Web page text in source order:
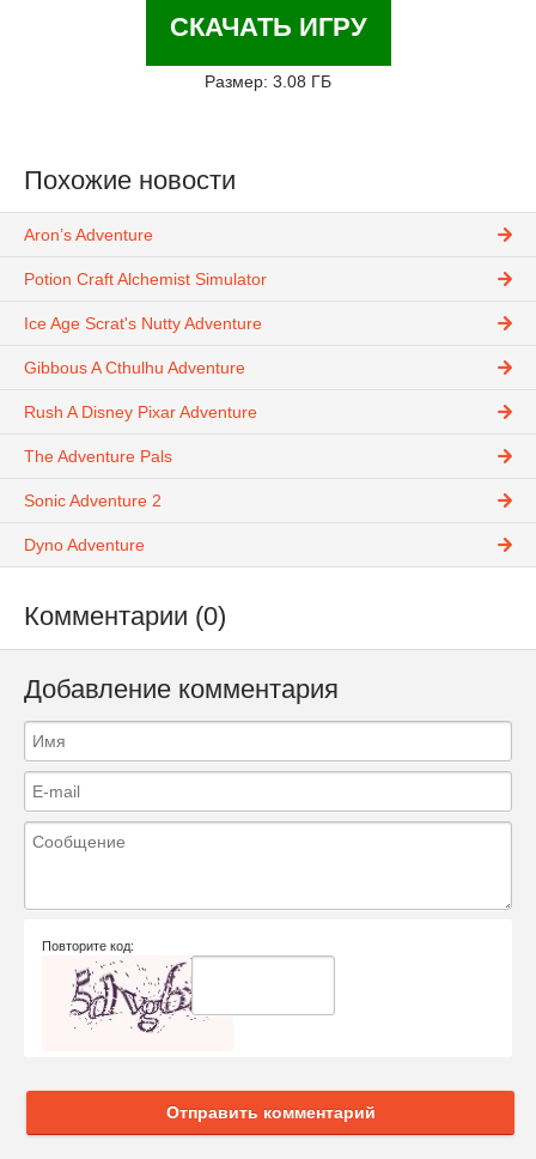
СКАЧАТЬ ИГРУ
Размер: 3.08 ГБ
Похожие новости
Aron’s Adventure
Potion Craft Alchemist Simulator
Ice Age Scrat's Nutty Adventure
Gibbous A Cthulhu Adventure
Rush A Disney Pixar Adventure
The Adventure Pals
Sonic Adventure 2
Dyno Adventure
Комментарии (0)
Добавление комментария
Повторите код:
Отправить комментарий